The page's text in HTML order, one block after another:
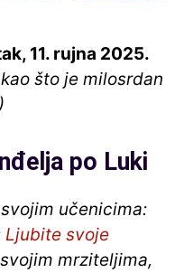
11. rujna 2025.
što je milosrdan
po Luki
učenicima:
Ljubite svoje
mrziteljima,